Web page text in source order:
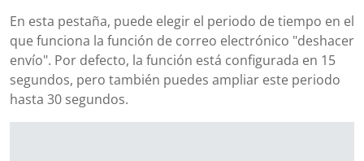
En esta pestaña, puede elegir el periodo de tiempo en el
que funciona la función de correo electrónico "deshacer
envío". Por defecto, la función está configurada en 15
segundos, pero también puedes ampliar este periodo
hasta 30 segundos.